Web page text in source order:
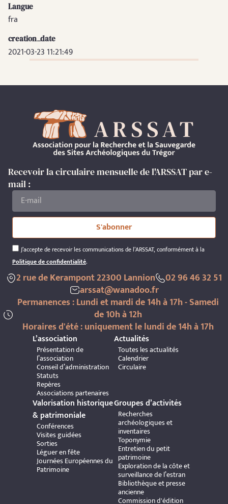
Langue
fra
creation_date
2021-03-23 11:21:49
Recevoir la circulaire mensuelle de l'ARSSAT par e-
mail :
J’accepte de recevoir les communications de l’ARSSAT, conformément à la
Politique de confidentialité.
S'abonner
2 rue de Kerampont 22300 Lannion
02 96 46 32 51
arssat@wanadoo.fr
Permanences : Lundi et mardi de 14h à 17h - Samedi
de 10h à 12h
Horaires d'été : uniquement le lundi de 14h à 17h
L’association
Présentation de
l’association
Conseil d’administration
Statuts
Repères
Associations partenaires
Actualités
Toutes les actualités
Calendrier
Circulaire
Valorisation historique
& patrimoniale
Conférences
Visites guidées
Sorties
Léguer en fête
Journées Européennes du
Patrimoine
Groupes d’activités
Recherches
archéologiques et
inventaires
Toponymie
Entretien du petit
patrimoine
Exploration de la côte et
surveillance de l’estran
Bibliothèque et presse
ancienne
Commission d'édition